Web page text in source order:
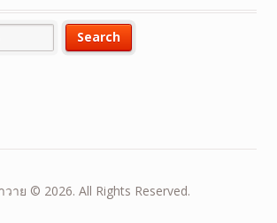
วาย © 2026. All Rights Reserved.